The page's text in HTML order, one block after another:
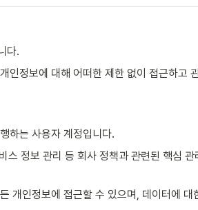
다.
인정보에 대해 어떠한 제한 없이 접근하고
하는 사용자 계정입니다.
스 정보 관리 등 회사 정책과 관련된 핵심 관
개인정보에 접근할 수 있으며, 데이터에 대